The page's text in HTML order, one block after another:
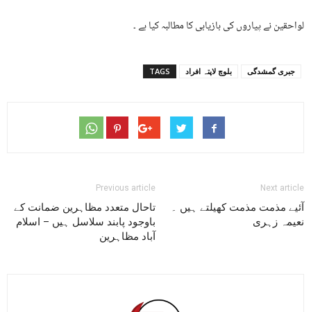
لواحقین نے پیاروں کی بازیابی کا مطالبہ کیا ہے ۔
TAGS بلوچ لاپتہ افراد جبری گمشدگی
Previous article
تاحال متعدد مظاہرین ضمانت کے
باوجود پابند سلاسل ہیں – اسلام
آباد مظاہرین
Next article
آئیے مذمت مذمت کھیلتے ہیں ۔
نعیمہ زہری